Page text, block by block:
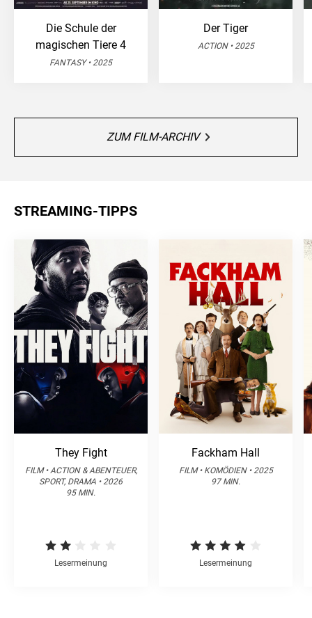
Die Schule der
magischen Tiere 4
FANTASY • 2025
Der Tiger
ACTION • 2025
ZUM FILM-ARCHIV
STREAMING-TIPPS
They Fight
FILM • ACTION & ABENTEUER,
SPORT, DRAMA • 2026
95 MIN.
Lesermeinung
Fackham Hall
FILM • KOMÖDIEN • 2025
97 MIN.
Lesermeinung